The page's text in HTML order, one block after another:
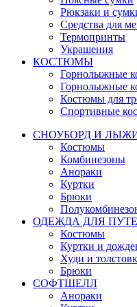
Рюкзаки и
Средства для
Термопринты
Украшения
КОСТЮМЫ
Горнолыжные
Горнолыжные
Костюмы для
Спортивные
СНОУБОРД И
Костюмы
Комбинезоны
Анораки
Куртки
Брюки
ОДЕЖДА ДЛЯ
Костюмы
Куртки и
Худи и
Брюки
СОФТШЕЛЛ
Анораки